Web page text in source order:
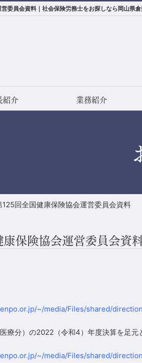
委員会資料｜社会保険労務士をお探しなら岡山県
紹介 業務紹介
125回全国健康保険協会運営委員会資料
保険協会運営委員会資
~/media/Files/shared/
療分）の2022（令和4）年度決算を足
~/media/Files/shared/